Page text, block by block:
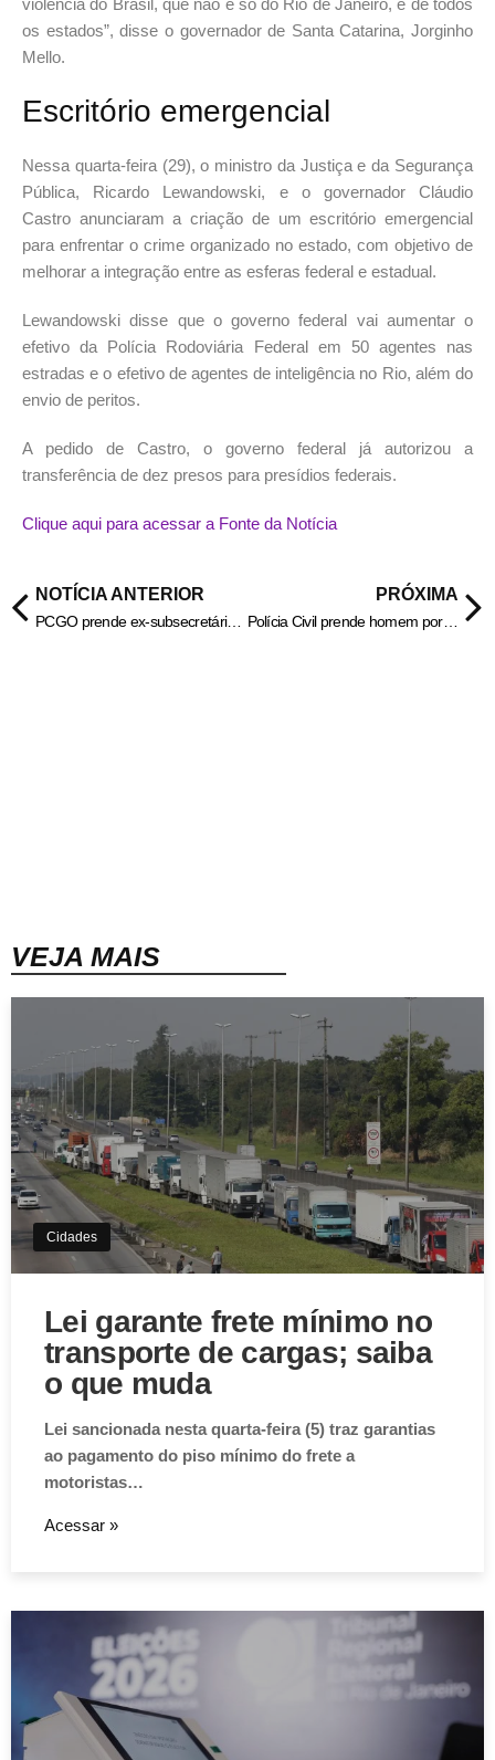
violência do Brasil, que não é só do Rio de Janeiro, é de todos
os estados”, disse o governador de Santa Catarina, Jorginho
Mello.
Escritório emergencial
Nessa quarta-feira (29), o ministro da Justiça e da Segurança
Pública, Ricardo Lewandowski, e o governador Cláudio
Castro anunciaram a criação de um escritório emergencial
para enfrentar o crime organizado no estado, com objetivo de
melhorar a integração entre as esferas federal e estadual.
Lewandowski disse que o governo federal vai aumentar o
efetivo da Polícia Rodoviária Federal em 50 agentes nas
estradas e o efetivo de agentes de inteligência no Rio, além do
envio de peritos.
A pedido de Castro, o governo federal já autorizou a
transferência de dez presos para presídios federais.
Clique aqui para acessar a Fonte da Notícia
NOTÍCIA ANTERIOR
PCGO prende ex-subsecretário da Prefeitura de Quirinópolis por crimes contra a administração pública – Policia Civil do Estado de Goiás
PRÓXIMA
Polícia Civil prende homem por tráfico de drogas, porte ilegal de arma de fogo, posse de munição e ameaça – Policia Civil do Estado de Goiás
VEJA MAIS
Cidades
Lei garante frete mínimo no
transporte de cargas; saiba
o que muda
Lei sancionada nesta quarta-feira (5) traz garantias
ao pagamento do piso mínimo do frete a
motoristas…
Acessar »